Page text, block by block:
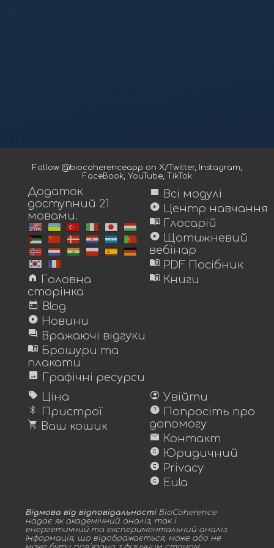
Follow @biocoherenceapp on X/Twitter, Instagram,
FaceBook, YouTube, TikTok
Додаток
доступний 21
мовами.
home
Головна
сторінка
today Blog
play_circle Новини
forum Вражаючі відгуки
menu_book Брошури та
плакати
image Графічні ресурси
view_module Всі модулі
play_circle Центр навчання
menu_book Глосарій
play_circle Щотижневий
вебінар
menu_book PDF Посібник
menu_book Книги
sell Ціна
bluetooth Пристрої
shopping_cart Ваш кошик
account_circle Увійти
help Попросіть про
допомогу
mail Контакт
copyright Юридичний
copyright Privacy
copyright Eula
Відмова від відповідальностіBioCoherence
надає як академічний аналіз, так і
енергетичний та експериментальний аналіз.
Інформація, що відображається, може або не